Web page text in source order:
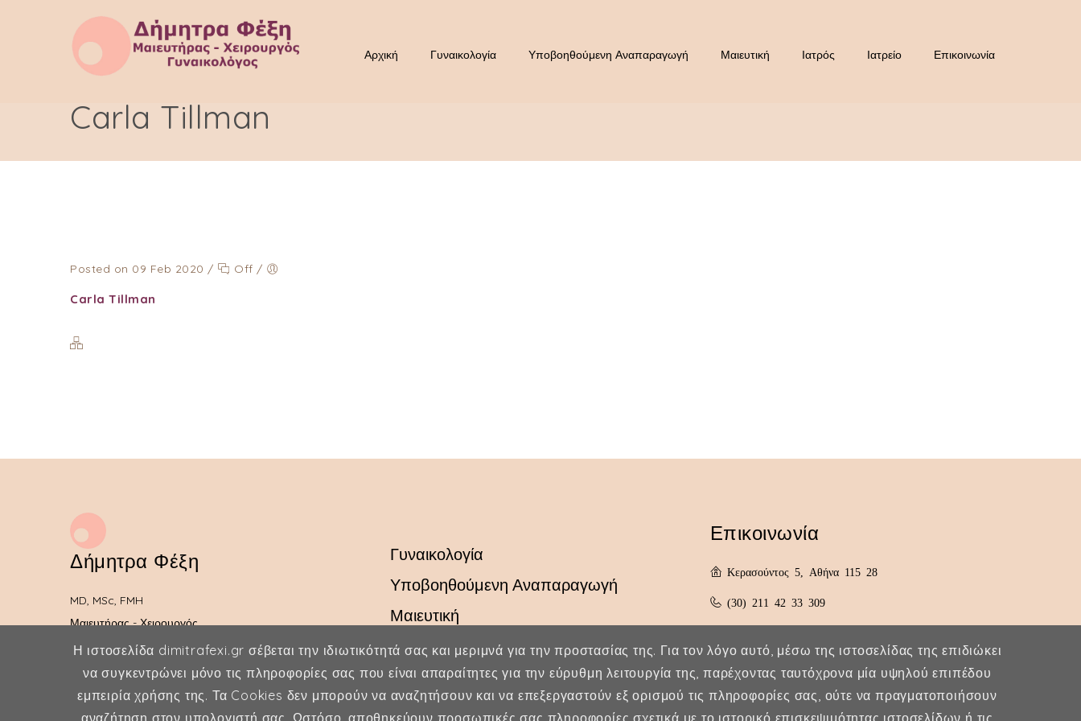
Αρχική Γυναικολογία Υποβοηθούμενη Αναπαραγωγή Μαιευτική Ιατρός Ιατρείο Επικοινωνία
Carla Tillman
Posted on 09 Feb 2020 / Off /
Carla Tillman
Δήμητρα Φέξη
MD, MSc, FMH
Μαιευτήρας - Χειρουργός
Γυναικολόγος
Μέλος ESHRE, ISA, FMH
Γυναικολογία
Υποβοηθούμενη Αναπαραγωγή
Μαιευτική
Επικοινωνία
Κερασούντος 5, Αθήνα 115 28
(30) 211 42 33 309
Η ιστοσελίδα dimitrafexi.gr σέβεται την ιδιωτικότητά σας και μεριμνά για την προστασίας της. Για τον λόγο αυτό, μέσω της ιστοσελίδας της επιδιώκει
να συγκεντρώνει μόνο τις πληροφορίες σας που είναι απαραίτητες για την εύρυθμη λειτουργία της, παρέχοντας ταυτόχρονα μία υψηλού επιπέδου
εμπειρία χρήσης της. Τα Cookies δεν μπορούν να αναζητήσουν και να επεξεργαστούν εξ ορισμού τις πληροφορίες σας, ούτε να πραγματοποιήσουν